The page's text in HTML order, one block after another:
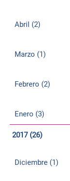
Abril (2)
Marzo (1)
Febrero (2)
Enero (3)
2017 (26)
Diciembre (1)